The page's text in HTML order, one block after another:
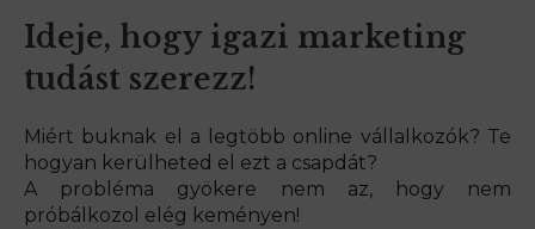
Ideje, hogy igazi marketing
tudást szerezz!
Miért buknak el a legtöbb online vállalkozók? Te
hogyan kerülheted el ezt a csapdát?
A probléma gyökere nem az, hogy nem
próbálkozol elég keményen!